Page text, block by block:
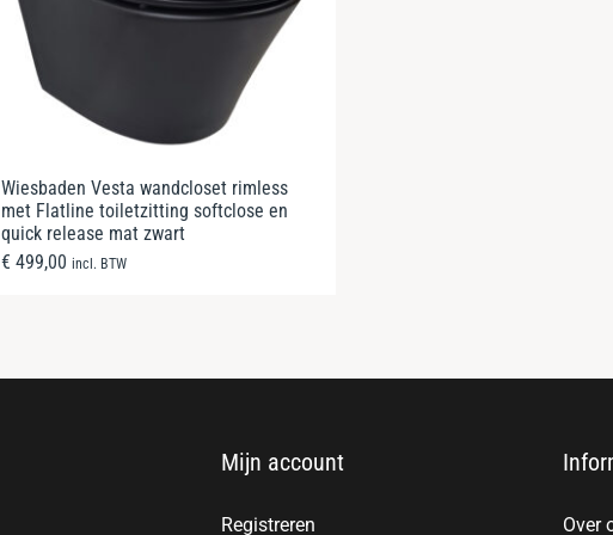
Wiesbaden Vesta wandcloset rimless
met Flatline toiletzitting softclose en
quick release mat zwart
€ 499,00 incl. BTW
Mijn account
Registreren Over